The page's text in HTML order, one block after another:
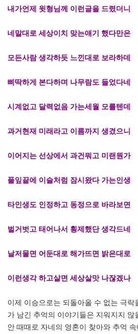
내가언제 윗형님께 이런글을 드렸더니
네말대로 세상이치 맞는얘기 했다만은
모든사람 생각하듯 느낀대로 보라하데
삐딱하게 본다하며 나무람도 들었다네
시계없고 달력없음 가는세월 모를텐데
과거현재 미래라고 이름까지 생겼으니
이어지는 선상에서 과건뭐고 미랜뭔가
풀잎끝에 이슬처럼 잠시왔다 가는인생
타인생도 인정하고 동정으로 바라보면
벌거벗고 태어나서 횡제했단 생각드네
날저물면 어둔대로 해가뜨면 밝은대로
이런생각 하고살면 세상살맛 나잖겠나
이제 이승으로는 되돌아올 수 없는 극락
가 남긴 추억의 이야기들은 지워지지 않
안 때때로 자네의 영혼이 찾아와 추억